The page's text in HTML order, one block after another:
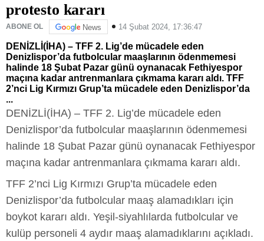
protesto kararı
ABONE OL News 14 Şubat 2024, 17:36:47
DENİZLİ(İHA) – TFF 2. Lig’de mücadele eden
Denizlispor’da futbolcular maaşlarının ödenmemesi
halinde 18 Şubat Pazar günü oynanacak Fethiyespor
maçına kadar antrenmanlara çıkmama kararı aldı. TFF
2’nci Lig Kırmızı Grup’ta mücadele eden Denizlispor’da
...
DENİZLİ(İHA) – TFF 2. Lig’de mücadele eden
Denizlispor’da futbolcular maaşlarının ödenmemesi
halinde 18 Şubat Pazar günü oynanacak Fethiyespor
maçına kadar antrenmanlara çıkmama kararı aldı.
TFF 2’nci Lig Kırmızı Grup’ta mücadele eden
Denizlispor’da futbolcular maaş alamadıkları için
boykot kararı aldı. Yeşil-siyahlılarda futbolcular ve
kulüp personeli 4 aydır maaş alamadıklarını açıkladı.